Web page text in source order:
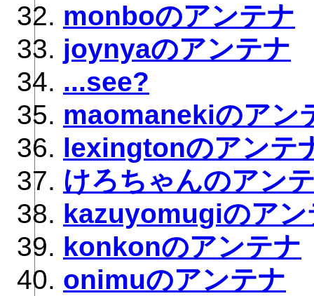
monboのアンテナ
joynyaのアンテナ
...see?
maomanekiのアン
lexingtonのアンテ
けろちゃんのアン
kazuyomugiのアン
konkonのアンテナ
onimuのアンテナ